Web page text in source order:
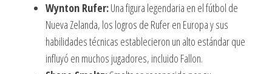
Wynton Rufer:Una figura legendaria en el fútbol de
Nueva Zelanda, los logros de Rufer en Europa y sus
habilidades técnicas establecieron un alto estándar que
influyó en muchos jugadores, incluido Fallon.